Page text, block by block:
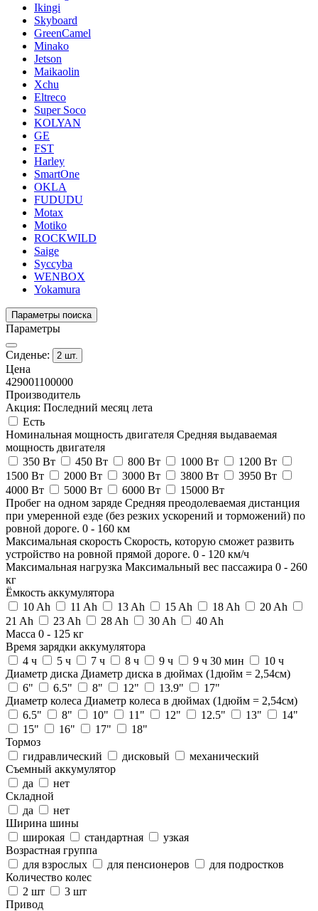
Ikingi
Skyboard
GreenCamel
Minako
Jetson
Maikaolin
Xchu
Eltreco
Super Soco
KOLYAN
GE
FST
Harley
SmartOne
OKLA
FUDUDU
Motax
Motiko
ROCKWILD
Saige
Syccyba
WENBOX
Yokamura
Параметры поиска
Параметры
Сиденье: 2 шт.
Цена
429001100000
Производитель
Акция: Последний месяц лета
Есть
Номинальная мощность двигателя Средняя выдаваемая
мощность двигателя
350 Вт
450 Вт 800 Вт 1000 Вт
1200 Вт
1500 Вт
2000 Вт 3000 Вт 3800 Вт
3950 Вт
4000 Вт
5000 Вт 6000 Вт
15000 Вт
Пробег на одном заряде Средняя преодолеваемая дистанция
при умеренной езде (без резких ускорений и торможений) по
ровной дороге. 0 - 160 км
Максимальная скорость Скорость, которую сможет развить
устройство на ровной прямой дороге. 0 - 120 км/ч
Максимальная нагрузка Максимальный вес пассажира 0 - 260
кг
Ёмкость аккумулятора
10 Ah
11 Ah 13 Ah 15 Ah 18 Ah
20 Ah
21 Ah
23 Ah 28 Ah 30 Ah
40 Ah
Масса 0 - 125 кг
Время зарядки аккумулятора
4 ч
5 ч 7 ч 8 ч 9 ч 9 ч 30 мин
10 ч
Диаметр диска Диаметр диска в дюймах (1дюйм = 2,54см)
6"
6.5" 8" 12" 13.9"
17"
Диаметр колеса Диаметр колеса в дюймах (1дюйм = 2,54см)
6.5"
8" 10" 11" 12" 12.5" 13"
14"
15"
16" 17"
18"
Тормоз
гидравлический
дисковый
механический
Съемный аккумулятор
да
нет
Складной
да
нет
Ширина шины
широкая
стандартная
узкая
Возрастная группа
для взрослых
для пенсионеров
для подростков
Количество колес
2 шт
3 шт
Привод